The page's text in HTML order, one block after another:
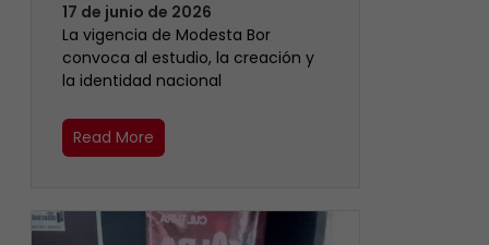
17 de junio de 2026
La vigencia de Modesta Bor
convoca al estudio, la creación y
la identidad nacional
Read More